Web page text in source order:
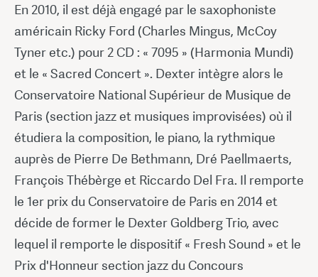
En 2010, il est déjà engagé par le saxophoniste
américain Ricky Ford (Charles Mingus, McCoy
Tyner etc.) pour 2 CD : « 7095 » (Harmonia Mundi)
et le « Sacred Concert ». Dexter intègre alors le
Conservatoire National Supérieur de Musique de
Paris (section jazz et musiques improvisées) où il
étudiera la composition, le piano, la rythmique
auprès de Pierre De Bethmann, Dré Paellmaerts,
François Thébèrge et Riccardo Del Fra. Il remporte
le 1er prix du Conservatoire de Paris en 2014 et
décide de former le Dexter Goldberg Trio, avec
lequel il remporte le dispositif « Fresh Sound » et le
Prix d'Honneur section jazz du Concours